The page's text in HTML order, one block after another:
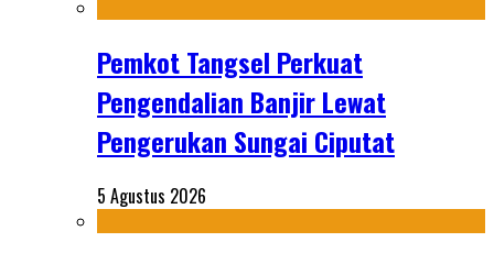
Pemkot Tangsel Perkuat
Pengendalian Banjir Lewat
Pengerukan Sungai Ciputat
5 Agustus 2026